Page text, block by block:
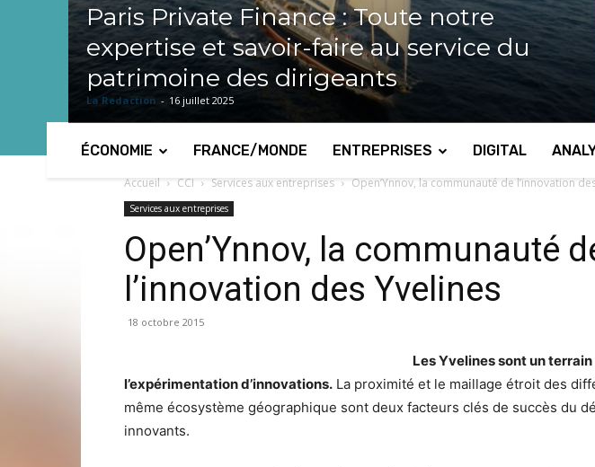
Paris Private Finance : Toute notre
expertise et savoir-faire au service du
patrimoine des dirigeants
La Redaction - 16 juillet 2025
ÉCONOMIE FRANCE/MONDE ENTREPRISES DIGITAL
Accueil CCI Services aux entreprises Open’Ynnov, la communauté de l’innovation
Services aux entreprises
Open’Ynnov, la communauté
l’innovation des Yvelines
18 octobre 2015
Les Yvelines sont un
l’expérimentation d’innovations. La proximité et le maillage étroit des
même écosystème géographique sont deux facteurs clés de succès du
innovants.